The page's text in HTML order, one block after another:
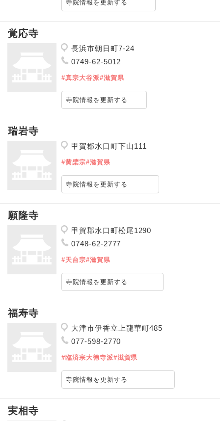
寺院情報を更新する
覚応寺
長浜市朝日町7-24
0749-62-5012
#真宗大谷派#滋賀県
寺院情報を更新する
瑞岩寺
甲賀郡水口町下山111
#黄檗宗#滋賀県
寺院情報を更新する
願隆寺
甲賀郡水口町松尾1290
0748-62-2777
#天台宗#滋賀県
寺院情報を更新する
福寿寺
大津市伊香立上龍華町485
077-598-2770
#臨済宗大徳寺派#滋賀県
寺院情報を更新する
実相寺